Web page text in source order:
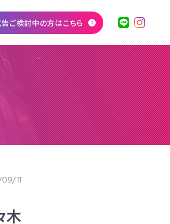
ご検討中の方はこちら
11
木